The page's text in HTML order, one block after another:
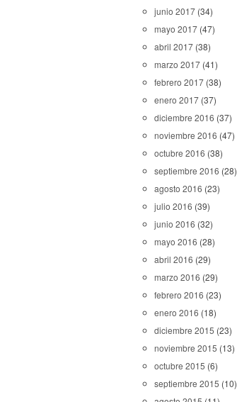
junio 2017 (34)
mayo 2017 (47)
abril 2017 (38)
marzo 2017 (41)
febrero 2017 (38)
enero 2017 (37)
diciembre 2016 (37)
noviembre 2016 (47)
octubre 2016 (38)
septiembre 2016 (28)
agosto 2016 (23)
julio 2016 (39)
junio 2016 (32)
mayo 2016 (28)
abril 2016 (29)
marzo 2016 (29)
febrero 2016 (23)
enero 2016 (18)
diciembre 2015 (23)
noviembre 2015 (13)
octubre 2015 (6)
septiembre 2015 (10)